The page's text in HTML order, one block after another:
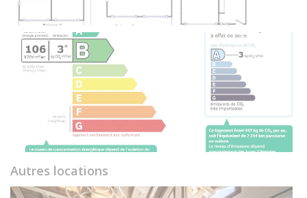
Autres locations